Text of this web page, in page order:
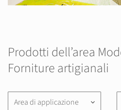
Prodotti dell’area
Forniture artigianali
Area di applicazione keyboard_arrow_down